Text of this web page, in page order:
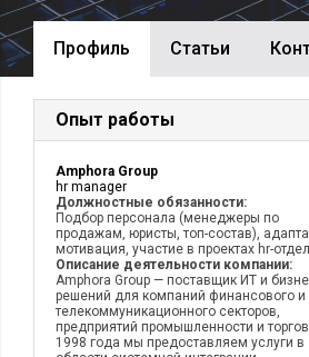
Профиль Cтатьи
Опыт работы
Amphora Group
hr manager
Должностные обязанности:
Подбор персонала (менеджеры по
продажам, юристы, топ-состав),
мотивация, участие в проектах hr-
Описание деятельности компании:
Amphora Group — поставщик ИТ и
решений для компаний финансового и
телекоммуникационного секторов,
предприятий промышленности и
1998 года мы предоставляем услуги в